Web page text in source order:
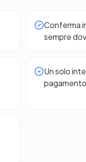
Conferma
sempre
Un solo